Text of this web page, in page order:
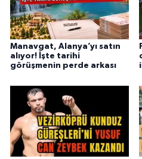
Manavgat, Alanya’yı satın
alıyor! İşte tarihi
görüşmenin perde arkası